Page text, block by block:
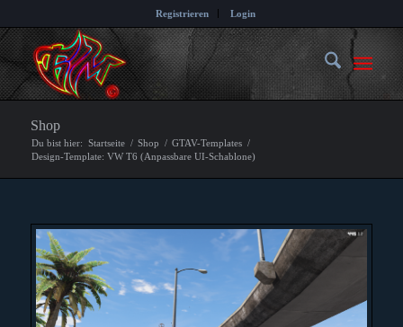
Registrieren Login
Shop
Du bist hier: Startseite / Shop / GTAV-Templates /
Design-Template: VW T6 (Anpassbare UI-Schablone)